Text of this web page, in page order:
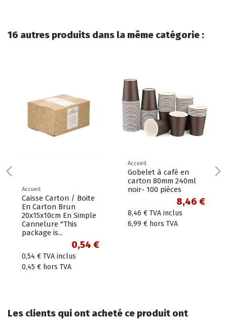
16 autres produits dans la même catégorie :
Accueil
Caisse Carton / Boite
En Carton Brun
20x15x10cm En Simple
Cannelure "This
package is...
0,54 €
0,54 € TVA inclus
0,45 € hors TVA
Accueil
Gobelet à café en
carton 80mm 240ml
noir- 100 pièces
8,46 €
8,46 € TVA inclus
6,99 € hors TVA
Les clients qui ont acheté ce produit ont